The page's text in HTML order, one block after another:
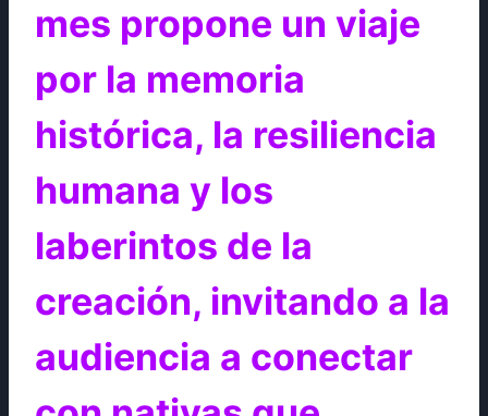
mes propone un viaje
por la memoria
histórica, la resiliencia
humana y los
laberintos de la
creación, invitando a la
audiencia a conectar